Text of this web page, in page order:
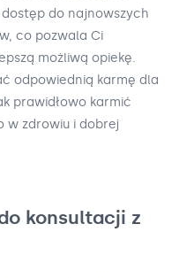
do najnowszych
co pozwala Ci
możliwą opiekę.
odpowiednią karmę dla
prawidłowo karmić
w zdrowiu i dobrej
konsultacji z